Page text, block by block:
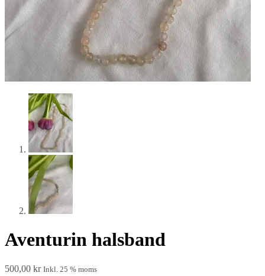
Aventurin halsband
500,00 kr Inkl. 25 % moms